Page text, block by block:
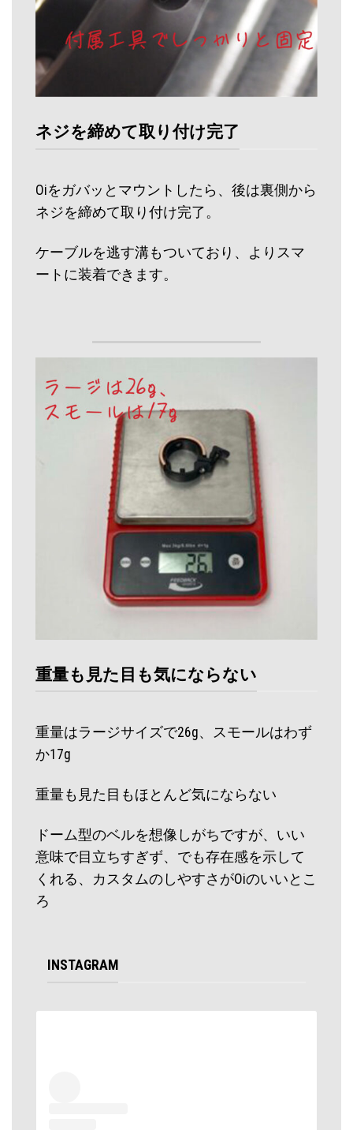
ネジを締めて取り付け完了
Oiをガバッとマウントしたら、後は裏側から
ネジを締めて取り付け完了。
ケーブルを逃す溝もついており、よりスマ
ートに装着できます。
重量も見た目も気にならない
重量はラージサイズで26g、スモールはわず
か17g
重量も見た目もほとんど気にならない
ドーム型のベルを想像しがちですが、いい
意味で目立ちすぎず、でも存在感を示して
くれる、カスタムのしやすさがOiのいいとこ
ろ
INSTAGRAM